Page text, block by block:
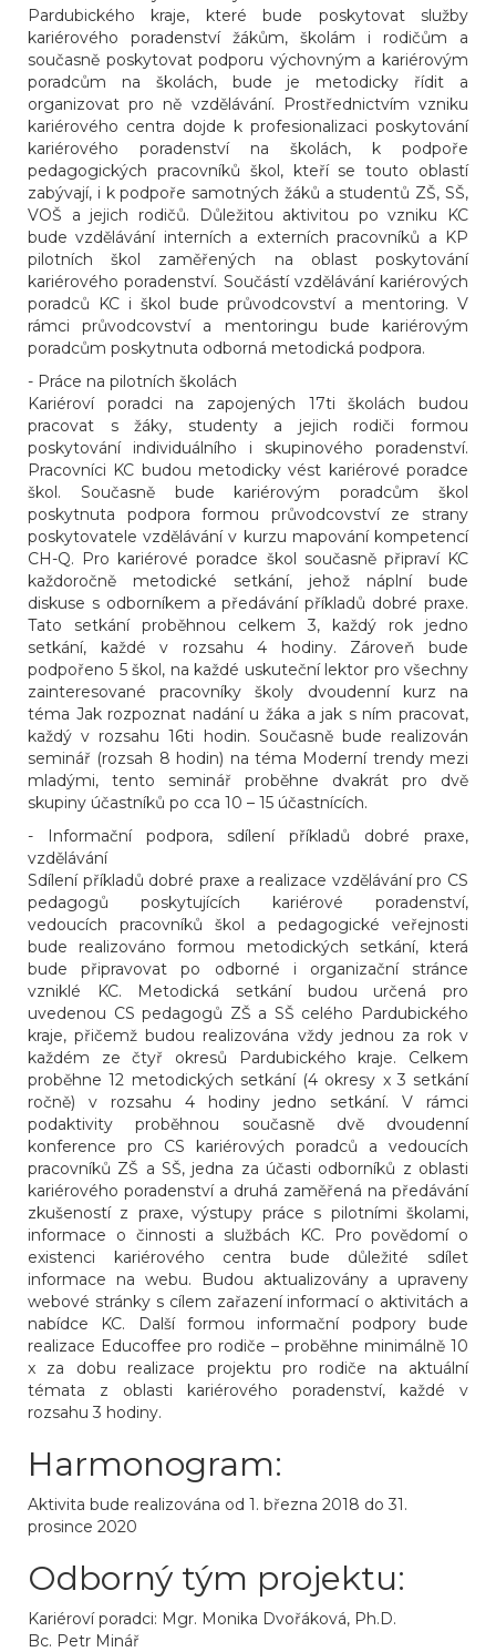
Pardubického kraje, které bude poskytovat služby
kariérového poradenství žákům, školám i rodičům a
současně poskytovat podporu výchovným a kariérovým
poradcům na školách, bude je metodicky řídit a
organizovat pro ně vzdělávání. Prostřednictvím vzniku
kariérového centra dojde k profesionalizaci poskytování
kariérového poradenství na školách, k podpoře
pedagogických pracovníků škol, kteří se touto oblastí
zabývají, i k podpoře samotných žáků a studentů ZŠ, SŠ,
VOŠ a jejich rodičů. Důležitou aktivitou po vzniku KC
bude vzdělávání interních a externích pracovníků a KP
pilotních škol zaměřených na oblast poskytování
kariérového poradenství. Součástí vzdělávání kariérových
poradců KC i škol bude průvodcovství a mentoring. V
rámci průvodcovství a mentoringu bude kariérovým
poradcům poskytnuta odborná metodická podpora.
- Práce na pilotních školách
Kariéroví poradci na zapojených 17ti školách budou
pracovat s žáky, studenty a jejich rodiči formou
poskytování individuálního i skupinového poradenství.
Pracovníci KC budou metodicky vést kariérové poradce
škol. Současně bude kariérovým poradcům škol
poskytnuta podpora formou průvodcovství ze strany
poskytovatele vzdělávání v kurzu mapování kompetencí
CH-Q. Pro kariérové poradce škol současně připraví KC
každoročně metodické setkání, jehož náplní bude
diskuse s odborníkem a předávání příkladů dobré praxe.
Tato setkání proběhnou celkem 3, každý rok jedno
setkání, každé v rozsahu 4 hodiny. Zároveň bude
podpořeno 5 škol, na každé uskuteční lektor pro všechny
zainteresované pracovníky školy dvoudenní kurz na
téma Jak rozpoznat nadání u žáka a jak s ním pracovat,
každý v rozsahu 16ti hodin. Současně bude realizován
seminář (rozsah 8 hodin) na téma Moderní trendy mezi
mladými, tento seminář proběhne dvakrát pro dvě
skupiny účastníků po cca 10 – 15 účastnících.
- Informační podpora, sdílení příkladů dobré praxe,
vzdělávání
Sdílení příkladů dobré praxe a realizace vzdělávání pro CS
pedagogů poskytujících kariérové poradenství,
vedoucích pracovníků škol a pedagogické veřejnosti
bude realizováno formou metodických setkání, která
bude připravovat po odborné i organizační stránce
vzniklé KC. Metodická setkání budou určená pro
uvedenou CS pedagogů ZŠ a SŠ celého Pardubického
kraje, přičemž budou realizována vždy jednou za rok v
každém ze čtyř okresů Pardubického kraje. Celkem
proběhne 12 metodických setkání (4 okresy x 3 setkání
ročně) v rozsahu 4 hodiny jedno setkání. V rámci
podaktivity proběhnou současně dvě dvoudenní
konference pro CS kariérových poradců a vedoucích
pracovníků ZŠ a SŠ, jedna za účasti odborníků z oblasti
kariérového poradenství a druhá zaměřená na předávání
zkušeností z praxe, výstupy práce s pilotními školami,
informace o činnosti a službách KC. Pro povědomí o
existenci kariérového centra bude důležité sdílet
informace na webu. Budou aktualizovány a upraveny
webové stránky s cílem zařazení informací o aktivitách a
nabídce KC. Další formou informační podpory bude
realizace Educoffee pro rodiče – proběhne minimálně 10
x za dobu realizace projektu pro rodiče na aktuální
témata z oblasti kariérového poradenství, každé v
rozsahu 3 hodiny.
Harmonogram:
Aktivita bude realizována od 1. března 2018 do 31.
prosince 2020
Odborný tým projektu:
Kariéroví poradci: Mgr. Monika Dvořáková, Ph.D.
Bc. Petr Minář